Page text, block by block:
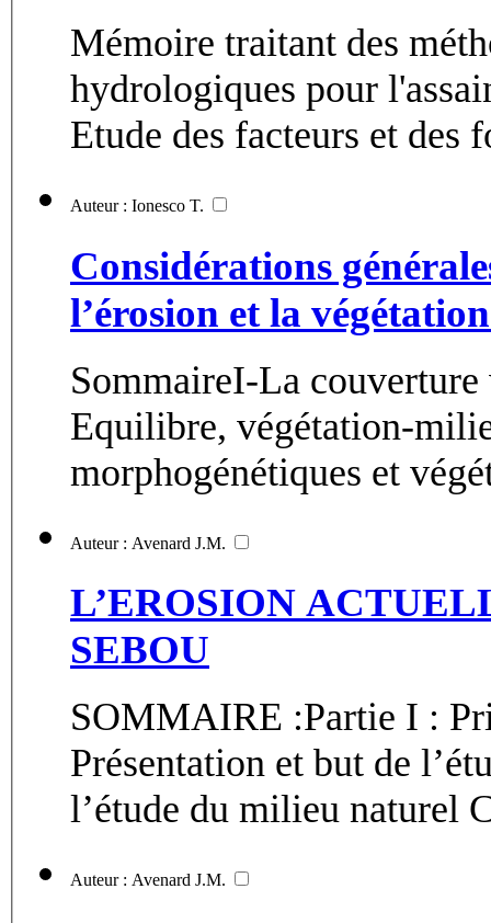
Mémoire traitant des
hydrologiques pour
Etude des facteurs et des
Auteur : Ionesco T.
Considérations
l’érosion et la
SommaireI-La
Equilibre, végétation-
morphogénétiques et
Auteur : Avenard J.M.
L’EROSION
SEBOU
SOMMAIRE :Partie I :
Présentation et but de
l’étude du milieu naturel
Auteur : Avenard J.M.